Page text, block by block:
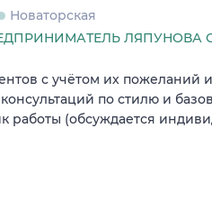
Новаторская
ЛЯПУНОВА
с учётом их пожеланий
по стилю и
работы (обсуждается